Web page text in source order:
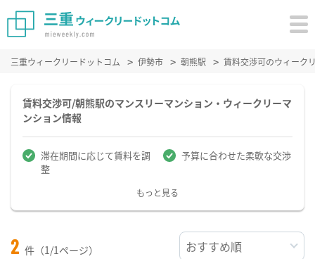
三重ウィークリードットコム 伊勢市 朝熊駅 賃料交渉可のウィーク
賃料交渉可/朝熊駅のマンスリーマンション・ウィークリーマ
ンション情報
滞在期間に応じて賃料を調
整
予算に合わせた柔軟な交渉
もっと見る
2 件（1/1ページ）